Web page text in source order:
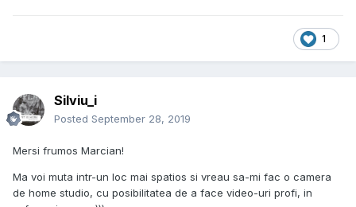
1
Silviu_i
Posted September 28, 2019
Mersi frumos Marcian!
Ma voi muta intr-un loc mai spatios si vreau sa-mi fac o camera
de home studio, cu posibilitatea de a face video-uri profi, in